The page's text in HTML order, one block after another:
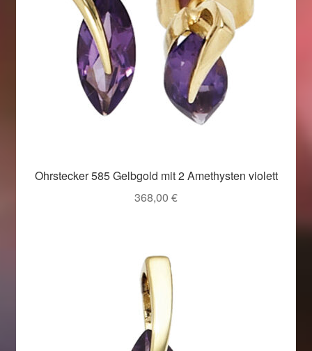
Ohrstecker 585 Gelbgold mit 2 Amethysten violett
368,00 €